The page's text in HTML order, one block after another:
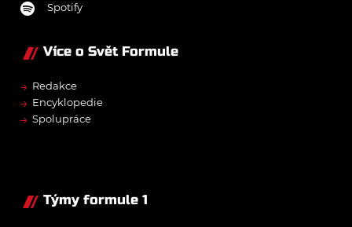
Spotify
Více o Svět Formule
→ Redakce
→ Encyklopedie
→ Spolupráce
Týmy formule 1